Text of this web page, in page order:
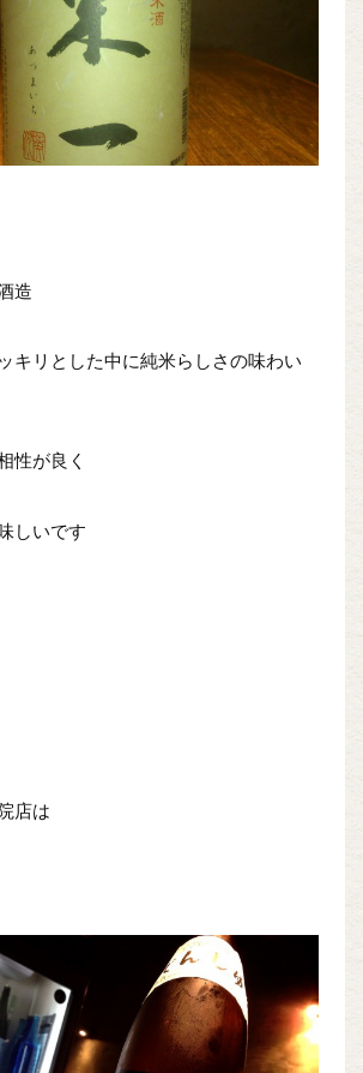
造
キリとした中に純米らしさの味わい
性が良く
しいです
店は